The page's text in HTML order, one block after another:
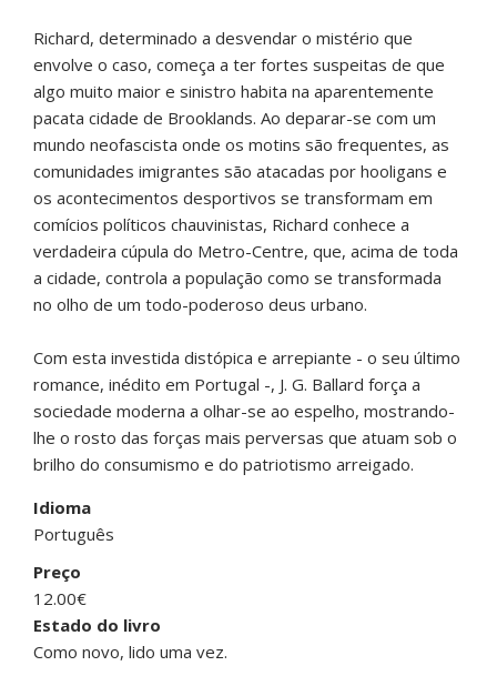
Richard, determinado a desvendar o mistério que
envolve o caso, começa a ter fortes suspeitas de que
algo muito maior e sinistro habita na aparentemente
pacata cidade de Brooklands. Ao deparar-se com um
mundo neofascista onde os motins são frequentes, as
comunidades imigrantes são atacadas por hooligans e
os acontecimentos desportivos se transformam em
comícios políticos chauvinistas, Richard conhece a
verdadeira cúpula do Metro-Centre, que, acima de toda
a cidade, controla a população como se transformada
no olho de um todo-poderoso deus urbano.
Com esta investida distópica e arrepiante - o seu último
romance, inédito em Portugal -, J. G. Ballard força a
sociedade moderna a olhar-se ao espelho, mostrando-
lhe o rosto das forças mais perversas que atuam sob o
brilho do consumismo e do patriotismo arreigado.
Idioma
Português
Preço
12.00€
Estado do livro
Como novo, lido uma vez.